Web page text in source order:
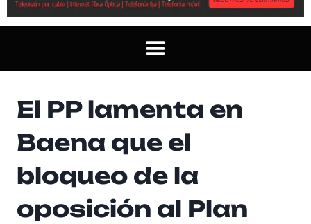
El PP lamenta en
Baena que el
bloqueo de la
oposición al Plan